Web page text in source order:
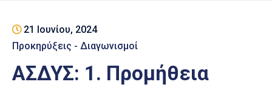
ΓΕΜΗ21 Ιουνίου, 2024
Προκηρύξεις - Διαγωνισμοί
ΑΣΔΥΣ: 1. Προμήθεια